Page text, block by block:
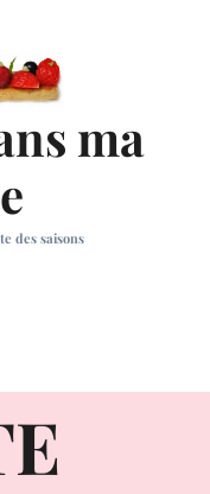
ma
des saisons